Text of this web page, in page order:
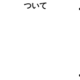
ついて